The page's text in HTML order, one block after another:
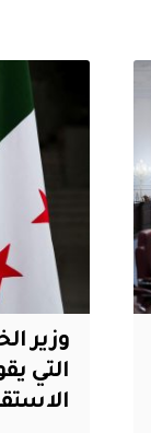
وزير
التي